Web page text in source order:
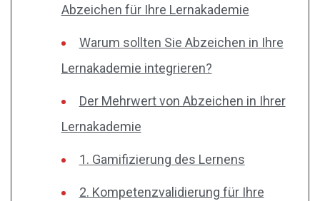
Abzeichen für Ihre Lernakademie
Warum sollten Sie Abzeichen in Ihre
Lernakademie integrieren?
Der Mehrwert von Abzeichen in Ihrer
Lernakademie
1. Gamifizierung des Lernens
2. Kompetenzvalidierung für Ihre